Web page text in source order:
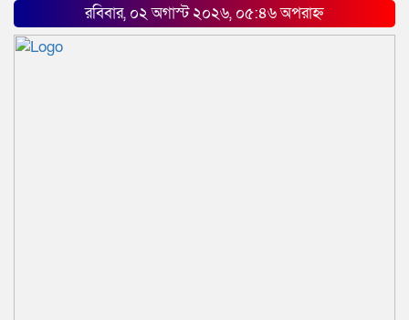
রবিবার, ০২ অগাস্ট ২০২৬, ০৫:৪৬ অপরাহ্ন